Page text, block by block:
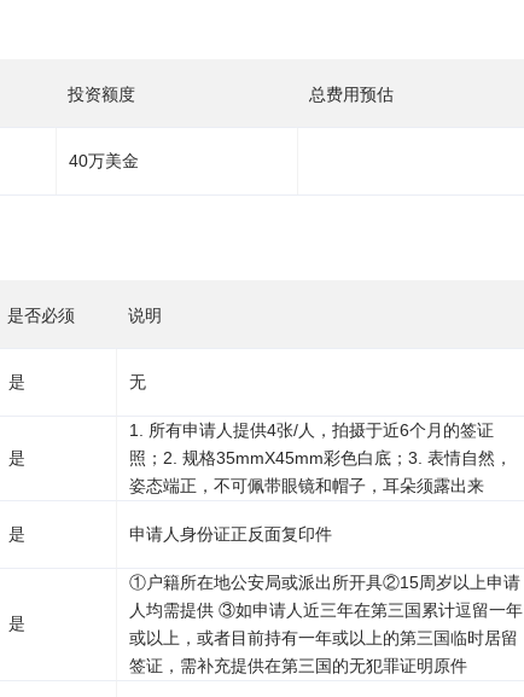
投资额度 总费用预估
40万美金
是否必须 说明
是 无
是
1. 所有申请人提供4张/人，拍摄于近6个月的签证
照；2. 规格35mmX45mm彩色白底；3. 表情自然，
姿态端正，不可佩带眼镜和帽子，耳朵须露出来
是 申请人身份证正反面复印件
是
①户籍所在地公安局或派出所开具②15周岁以上申请
人均需提供 ③如申请人近三年在第三国累计逗留一年
或以上，或者目前持有一年或以上的第三国临时居留
签证，需补充提供在第三国的无犯罪证明原件